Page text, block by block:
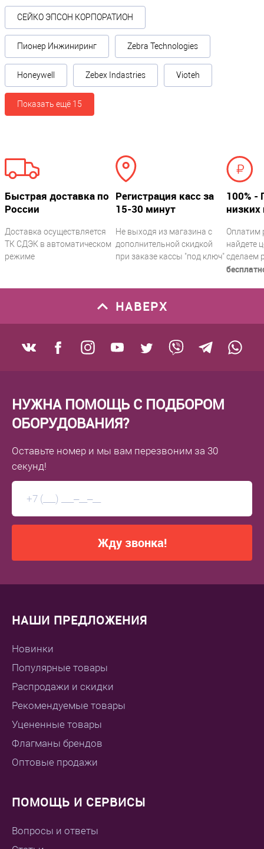
СЕЙКО ЭПСОН КОРПОРАТИОН
Пионер Инжиниринг Zebra Technologies
Honeywell Zebex Indastries Vioteh
Показать ещё 15
Быстрая доставка по
России
Доставка осуществляется
ТК СДЭК в автоматическом
режиме
Регистрация касс за
15-30 минут
Не выходя из магазина с
дополнительной скидкой
при заказе кассы "под ключ"
100% -
низких
Оплатим
найдете
сделаем
НАВЕРХ
НУЖНА ПОМОЩЬ С ПОДБОРОМ
ОБОРУДОВАНИЯ?
Оставьте номер и мы вам перезвоним за 30
секунд!
Жду звонка!
НАШИ ПРЕДЛОЖЕНИЯ
Новинки
Популярные товары
Распродажи и скидки
Рекомендуемые товары
Уцененные товары
Флагманы брендов
Оптовые продажи
ПОМОЩЬ И СЕРВИСЫ
Вопросы и ответы